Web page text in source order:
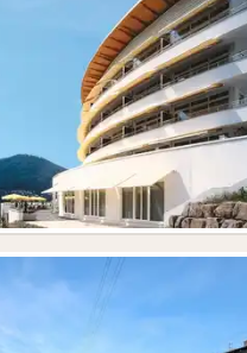
Vorheriges Bild